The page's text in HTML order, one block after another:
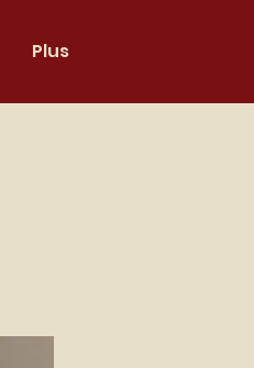
Plus